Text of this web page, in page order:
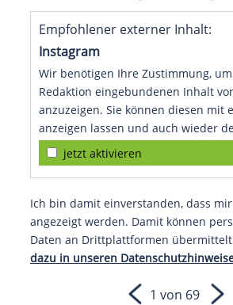
Empfohlener externer Inhalt:
Instagram
Wir benötigen Ihre Zustimmung,
Redaktion eingebundenen Inhalt
anzuzeigen. Sie können diesen mit
anzeigen lassen und auch wieder
jetzt aktivieren
Ich bin damit einverstanden, dass
angezeigt werden. Damit können
Daten an Drittplattformen
dazu in unseren
1 von 69